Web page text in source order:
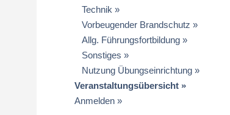
Technik
Vorbeugender Brandschutz
Allg. Führungsfortbildung
Sonstiges
Nutzung Übungseinrichtung
Veranstaltungsübersicht
Anmelden